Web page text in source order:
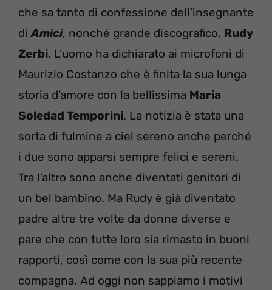
che sa tanto di confessione dell’insegnante
diAmici, nonché grande discografico, Rudy
Zerbi. L’uomo ha dichiarato ai microfoni di
Maurizio Costanzo che è finita la sua lunga
storia d’amore con la bellissima Maria
Soledad Temporini. La notizia è stata una
sorta di fulmine a ciel sereno anche perché
i due sono apparsi sempre felici e sereni.
Tra l’altro sono anche diventati genitori di
un bel bambino. Ma Rudy è già diventato
padre altre tre volte da donne diverse e
pare che con tutte loro sia rimasto in buoni
rapporti, così come con la sua più recente
compagna. Ad oggi non sappiamo i motivi